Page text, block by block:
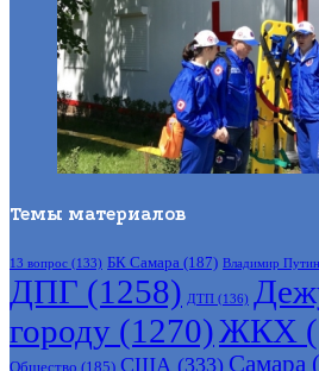
Темы материалов
13 вопрос (133) БК Самара (187) Владимир Путин
ДПГ (1258) ДТП (136)
городу (1270)ЖКХ
Общество (185) США (333) Самара